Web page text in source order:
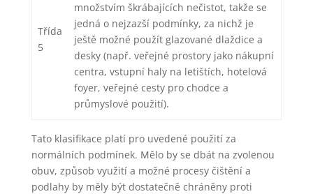
Třída
5
množstvím škrábajících nečistot, takže se
jedná o nejzazší podmínky, za nichž je
ještě možné použít glazované dlaždice a
desky (např. veřejné prostory jako nákupní
centra, vstupní haly na letištích, hotelová
foyer, veřejné cesty pro chodce a
průmyslové použití).
Tato klasifikace platí pro uvedené použití za
normálních podmínek. Mělo by se dbát na zvolenou
obuv, způsob využití a možné procesy čištění a
podlahy by měly být dostatečně chráněny proti